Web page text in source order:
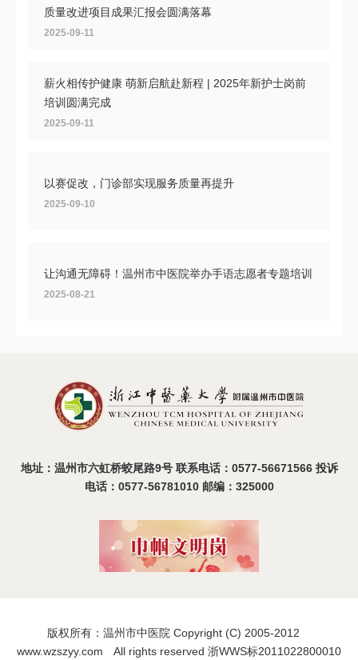
质量改进项目成果汇报会圆满落幕
2025-09-11
薪火相传护健康 萌新启航赴新程 | 2025年新护士岗前
培训圆满完成
2025-09-11
以赛促改，门诊部实现服务质量再提升
2025-09-10
让沟通无障碍！温州市中医院举办手语志愿者专题培训
2025-08-21
2025-08-19
地址：温州市六虹桥蛟尾路9号 联系电话：0577-56671566 投诉
电话：0577-56781010 邮编：325000
版权所有：温州市中医院 Copyright (C) 2005-2012
www.wzszyy.com All rights reserved 浙WWS标2011022800010